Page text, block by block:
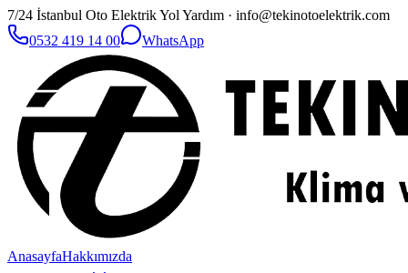
7/24 İstanbul Oto Elektrik Yol Yardım · info@tekinotoelektrik.com
0532 419 14 00
WhatsApp
AnasayfaHakkımızda